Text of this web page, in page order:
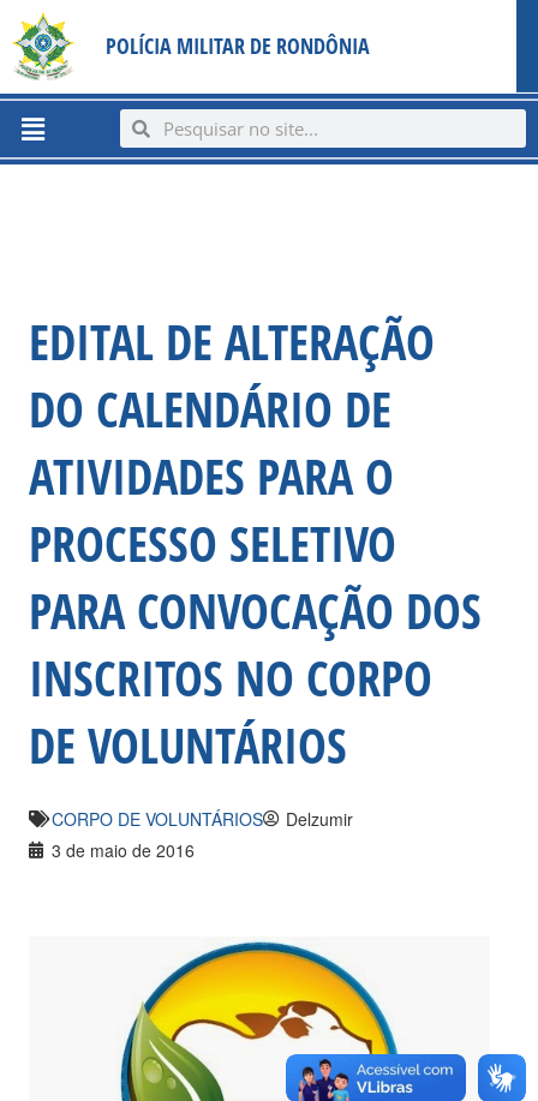
content
para
conteúdo
POLÍCIA MILITAR DE RONDÔNIA
Menu SearchSearch
EDITAL DE ALTERAÇÃO
DO CALENDÁRIO DE
ATIVIDADES PARA O
PROCESSO SELETIVO
PARA CONVOCAÇÃO DOS
INSCRITOS NO CORPO
DE VOLUNTÁRIOS
CORPO DE VOLUNTÁRIOS
Delzumir
3 de maio de 2016